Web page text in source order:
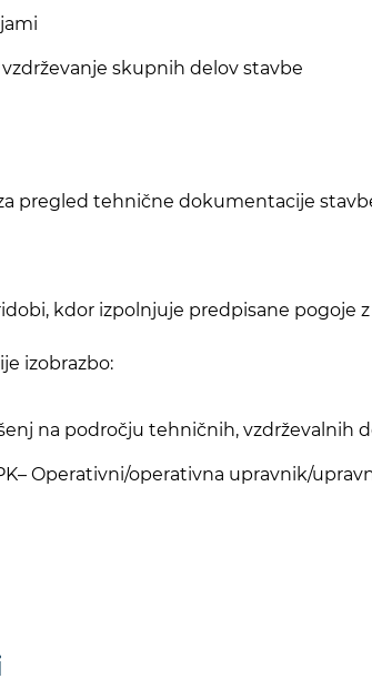
skupnih delov stavbe
pregled tehnične dokumentacije
kdor izpolnjuje predpisane pogoje
izobrazbo:
na področju tehničnih, vzdrževalnih
Operativni/operativna upravnik/